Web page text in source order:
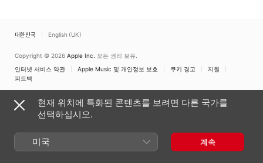
대한민국 English (UK)
Copyright © 2026 Apple Inc. 모든 권리 보유.
인터넷 서비스 약관
Apple Music 및 개인정보 보호 쿠키 경고
지원
피드백
현재 위치에 특화된 콘텐츠를 보려면 다른 국가를
선택하십시오.
미국 계속